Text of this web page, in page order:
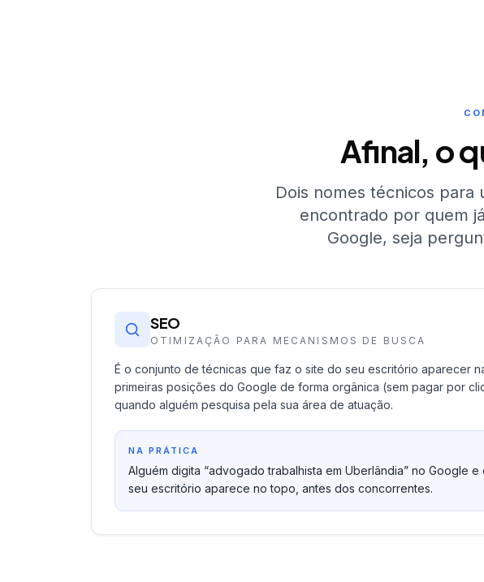
Afinal, o
Dois nomes técnicos para
encontrado por quem
Google, seja
SEO
OTIMIZAÇÃO PARA MECANISMOS DE BUSCA
É o conjunto de técnicas que faz o site do seu escritório aparecer
primeiras posições do Google de forma orgânica (sem pagar por
quando alguém pesquisa pela sua área de atuação.
NA PRÁTICA
Alguém digita “advogado trabalhista em Uberlândia” no Google e
seu escritório aparece no topo, antes dos concorrentes.